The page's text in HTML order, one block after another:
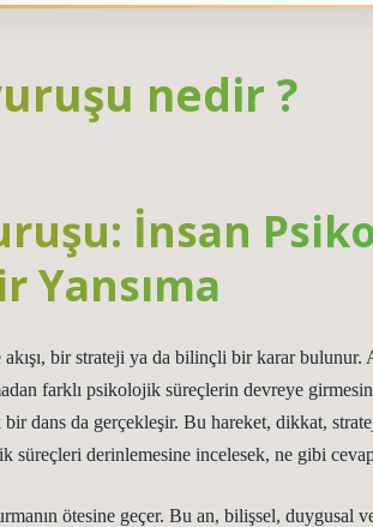
nedir ?
İnsan
Yansıma
bir strateji ya da bilinçli bir karar
farklı psikolojik süreçlerin devreye
dans da gerçekleşir. Bu hareket, dikkat,
süreçleri derinlemesine incelesek, ne gibi
ötesine geçer. Bu an, bilişsel, duygusal